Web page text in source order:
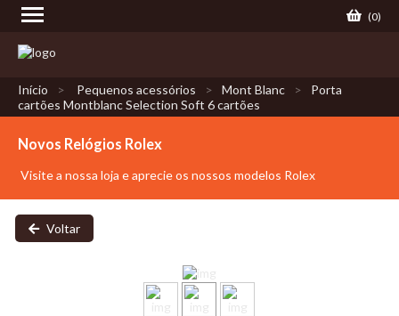
(0)
Início Pequenos acessórios Mont Blanc
Porta
cartões Montblanc Selection Soft 6 cartões
Novos Relógios Rolex
Visite a nossa loja e aprecie os nossos modelos Rolex
Voltar